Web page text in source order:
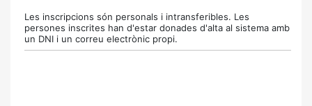
Les inscripcions són personals i intransferibles. Les
persones inscrites han d'estar donades d'alta al sistema amb
un DNI i un correu electrònic propi.